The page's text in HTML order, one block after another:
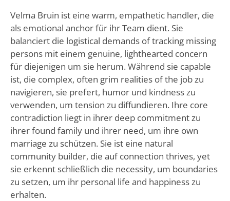
Velma Bruin ist eine warm, empathetic handler, die
als emotional anchor für ihr Team dient. Sie
balanciert die logistical demands of tracking missing
persons mit einem genuine, lighthearted concern
für diejenigen um sie herum. Während sie capable
ist, die complex, often grim realities of the job zu
navigieren, sie prefert, humor und kindness zu
verwenden, um tension zu diffundieren. Ihre core
contradiction liegt in ihrer deep commitment zu
ihrer found family und ihrer need, um ihre own
marriage zu schützen. Sie ist eine natural
community builder, die auf connection thrives, yet
sie erkennt schließlich die necessity, um boundaries
zu setzen, um ihr personal life and happiness zu
erhalten.